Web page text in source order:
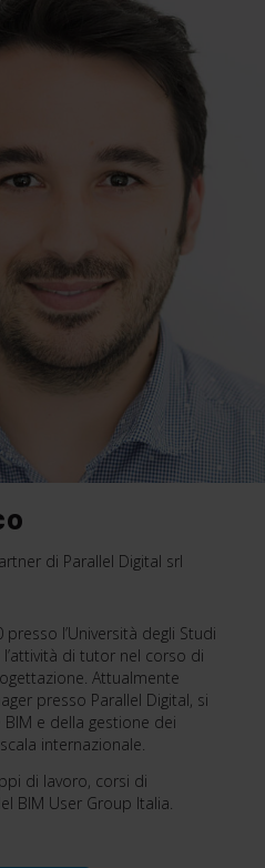
di Parallel Digital srl
l’Università degli Studi
di tutor nel corso di
Attualmente
presso Parallel Digital, si
e della gestione dei
internazionale.
di lavoro, corsi di
BIM User Group Italia.